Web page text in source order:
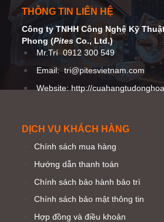
THÔNG TIN LIÊN HỆ
Công ty TNHH Công Nghệ Kỹ
Phong (Pites Co., Ltd.)
Mr.Trí 0912 300 549
Email:tri@pitesvietnam.com
Website: http://
DỊCH VỤ KHÁCH HÀNG
Chính sách mua hàng
Hướng dẫn thanh toán
Chính sách bảo hành bảo trì
Chính sách bảo mật thông tin
Hợp đồng và điều khoản